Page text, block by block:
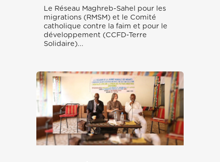
Le Réseau Maghreb-Sahel pour les
migrations (RMSM) et le Comité
catholique contre la faim et pour le
développement (CCFD-Terre
Solidaire)...